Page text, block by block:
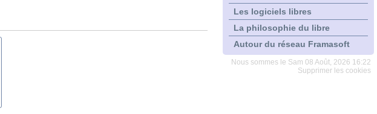
Les logiciels libres
La philosophie du libre
Autour du réseau Framasoft
Nous sommes le Sam 08 Août, 2026 16:22
Supprimer les cookies